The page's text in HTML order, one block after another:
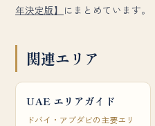
年決定版】 にまとめています。
関連エリア
UAE エリアガイド
ドバイ・アブダビの主要エリ